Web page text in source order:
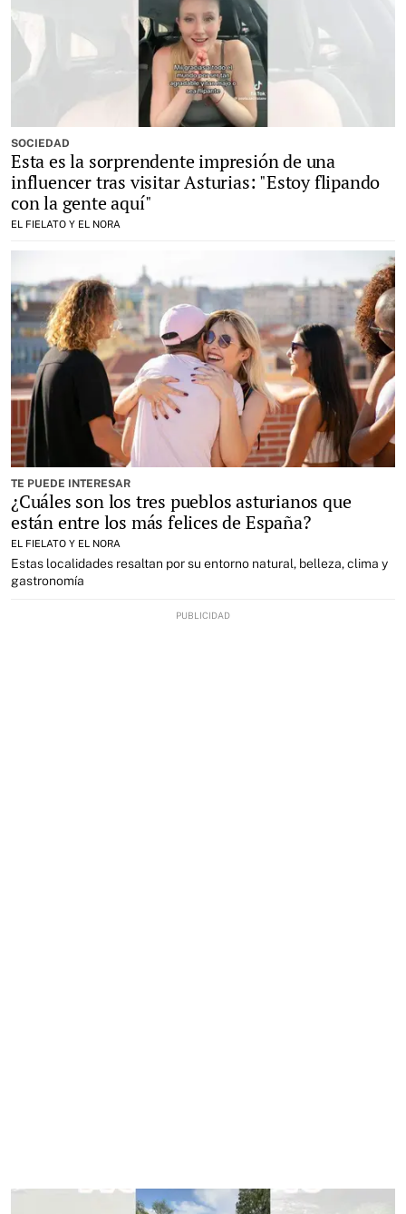
SOCIEDAD
Esta es la sorprendente impresión de una
influencer tras visitar Asturias: "Estoy flipando
con la gente aquí"
EL FIELATO Y EL NORA
TE PUEDE INTERESAR
¿Cuáles son los tres pueblos asturianos que
están entre los más felices de España?
EL FIELATO Y EL NORA
Estas localidades resaltan por su entorno natural, belleza, clima y
gastronomía